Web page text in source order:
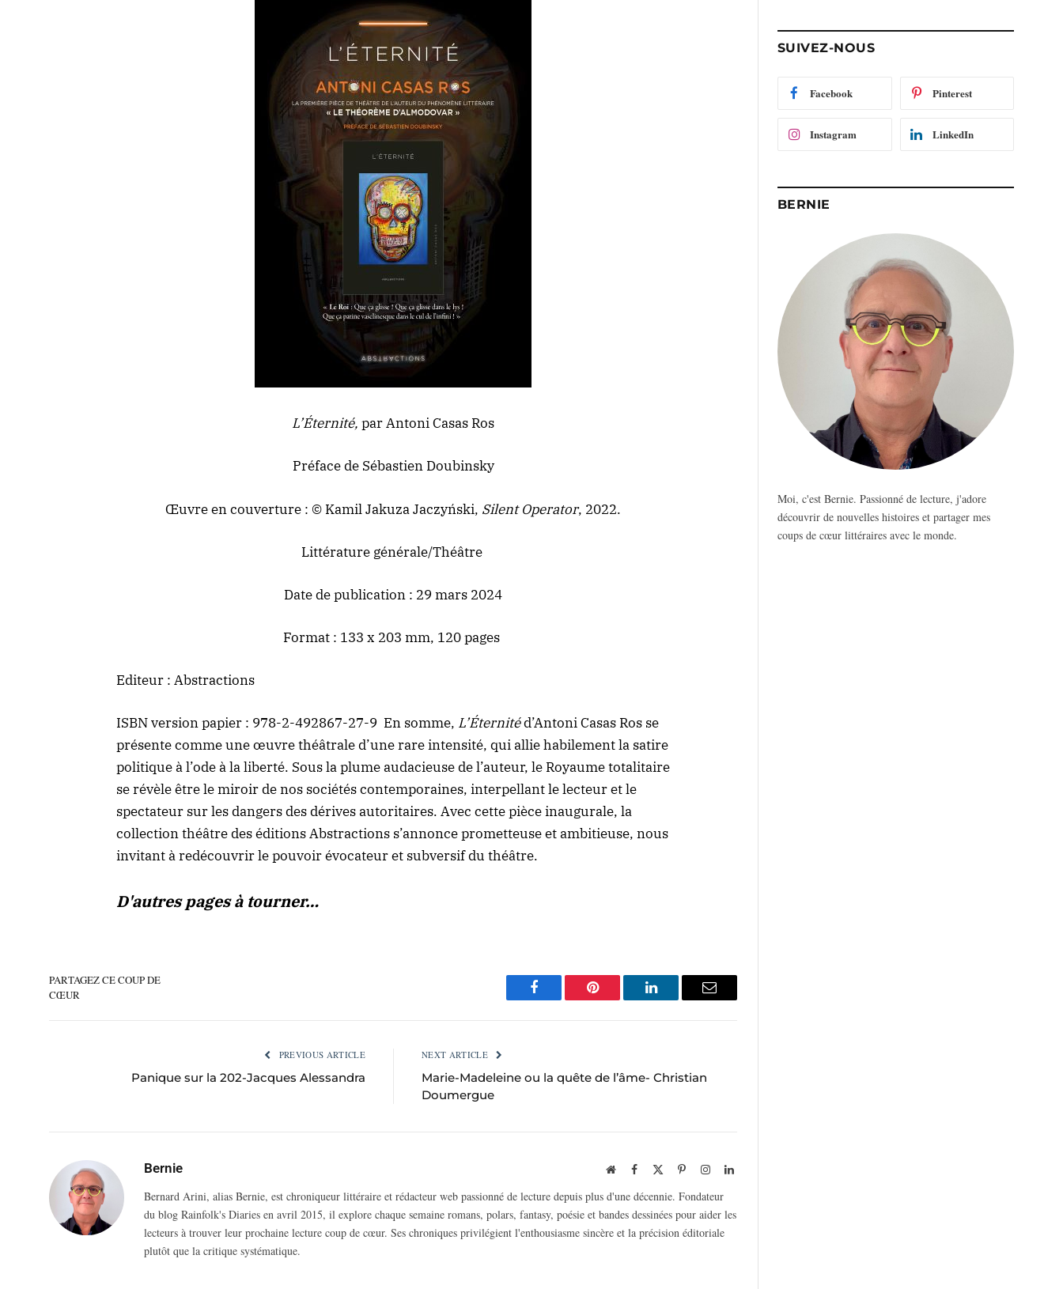
L’Éternité, par Antoni Casas Ros
Préface de Sébastien Doubinsky
Œuvre en couverture : © Kamil Jakuza Jaczyński, Silent Operator, 2022.
Littérature générale/Théâtre
Date de publication : 29 mars 2024
Format : 133 x 203 mm, 120 pages
Editeur : Abstractions
ISBN version papier : 978-2-492867-27-9 En somme, L’Éternitéd’Antoni Casas Ros se
présente comme uneœuvre théâtraled’une rare intensité, qui allie habilement la satire
politique à l’ode à la liberté. Sous la plume audacieuse de l’auteur, le Royaume totalitaire
se révèle être le miroir de nos sociétés contemporaines, interpellant le lecteur et le
spectateur sur les dangers des dérives autoritaires. Avec cette pièce inaugurale, la
collection théâtre des éditions Abstractions s’annonce prometteuse et ambitieuse, nous
invitant à redécouvrir le pouvoir évocateur et subversif du théâtre.
D'autres pages à tourner…
PARTAGEZ CE COUP DE
CŒUR
Facebook Pinterest LinkedIn Email
PREVIOUS ARTICLE
Panique sur la 202-Jacques Alessandra
NEXT ARTICLE
Marie-Madeleine ou la quête de l’âme- Christian
Doumergue
Bernie WebsiteFacebook PinterestInstagramLinkedIn
Bernard Arini, alias Bernie, est chroniqueur littéraire et rédacteur web passionné de lecture depuis plus d'une décennie. Fondateur
du blog Rainfolk's Diaries en avril 2015, il explore chaque semaine romans, polars, fantasy, poésie et bandes dessinées pour aider les
lecteurs à trouver leur prochaine lecture coup de cœur. Ses chroniques privilégient l'enthousiasme sincère et la précision éditoriale
plutôt que la critique systématique.
m
a
SUIVEZ-NOUS
Facebook Pinterest
Instagram LinkedIn
BERNIE
Moi, c'est Bernie. Passionné de lecture, j'adore
découvrir de nouvelles histoires et partager mes
coups de cœur littéraires avec le monde.